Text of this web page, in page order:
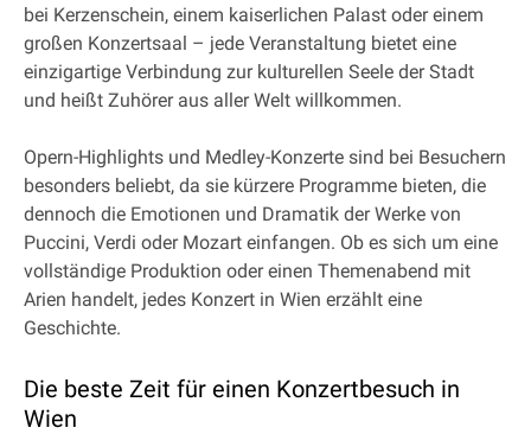
bei Kerzenschein, einem kaiserlichen Palast oder einem
großen Konzertsaal – jede Veranstaltung bietet eine
einzigartige Verbindung zur kulturellen Seele der Stadt
und heißt Zuhörer aus aller Welt willkommen.
Opern-Highlights und Medley-Konzerte sind bei Besuchern
besonders beliebt, da sie kürzere Programme bieten, die
dennoch die Emotionen und Dramatik der Werke von
Puccini, Verdi oder Mozart einfangen. Ob es sich um eine
vollständige Produktion oder einen Themenabend mit
Arien handelt, jedes Konzert in Wien erzählt eine
Geschichte.
Die beste Zeit für einen Konzertbesuch in
Wien